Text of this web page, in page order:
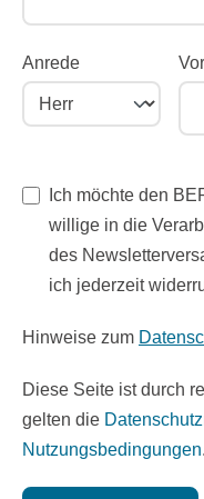
Anrede
Ich möchte den
willige in die
des
ich jederzeit
Hinweise zum
Diese Seite ist durch
gelten die
Nutzungsbedingungen.